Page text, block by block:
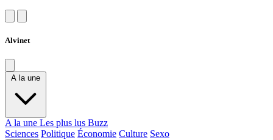
Alvinet
A la une
A la une Les plus lus Buzz
Sciences Politique Économie Culture Sexo